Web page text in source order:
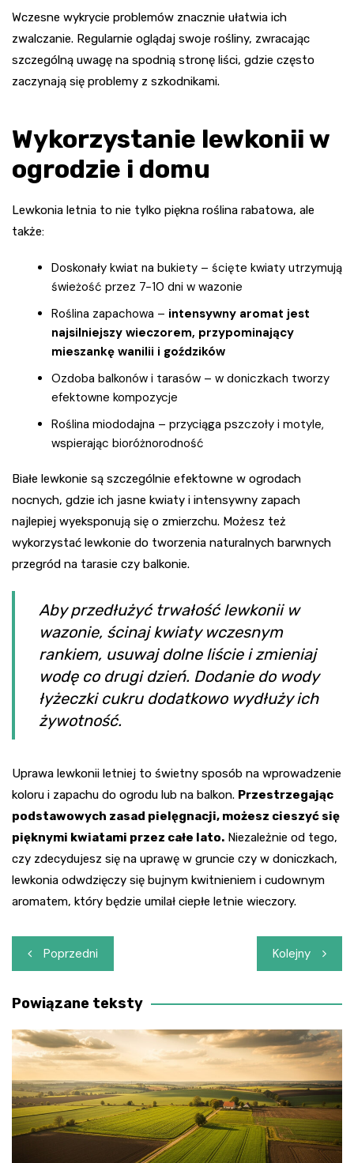
Wczesne wykrycie problemów znacznie ułatwia ich
zwalczanie. Regularnie oglądaj swoje rośliny, zwracając
szczególną uwagę na spodnią stronę liści, gdzie często
zaczynają się problemy z szkodnikami.
Wykorzystanie lewkonii w
ogrodzie i domu
Lewkonia letnia to nie tylko piękna roślina rabatowa, ale
także:
Doskonały kwiat na bukiety – ścięte kwiaty utrzymują
świeżość przez 7-10 dni w wazonie
Roślina zapachowa – intensywny aromat jest
najsilniejszy wieczorem, przypominający
mieszankę wanilii i goździków
Ozdoba balkonów i tarasów – w doniczkach tworzy
efektowne kompozycje
Roślina miododajna – przyciąga pszczoły i motyle,
wspierając bioróżnorodność
Białe lewkonie są szczególnie efektowne w ogrodach
nocnych, gdzie ich jasne kwiaty i intensywny zapach
najlepiej wyeksponują się o zmierzchu. Możesz też
wykorzystać lewkonie do tworzenia naturalnych barwnych
przegród na tarasie czy balkonie.
Aby przedłużyć trwałość lewkonii w
wazonie, ścinaj kwiaty wczesnym
rankiem, usuwaj dolne liście i zmieniaj
wodę co drugi dzień. Dodanie do wody
łyżeczki cukru dodatkowo wydłuży ich
żywotność.
Uprawa lewkonii letniej to świetny sposób na wprowadzenie
koloru i zapachu do ogrodu lub na balkon. Przestrzegając
podstawowych zasad pielęgnacji, możesz cieszyć się
pięknymi kwiatami przez całe lato. Niezależnie od tego,
czy zdecydujesz się na uprawę w gruncie czy w doniczkach,
lewkonia odwdzięczy się bujnym kwitnieniem i cudownym
aromatem, który będzie umilał ciepłe letnie wieczory.
Nawigacja
wpisu
Poprzedni Kolejny
Powiązane teksty